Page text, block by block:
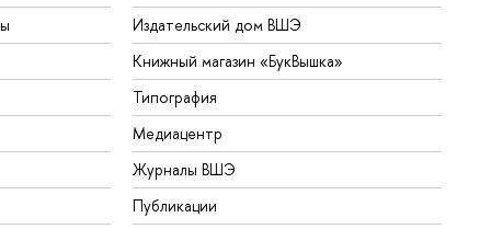
Издательский дом ВШЭ
Книжный магазин «БукВышка»
Типография
Медиацентр
Журналы ВШЭ
Публикации